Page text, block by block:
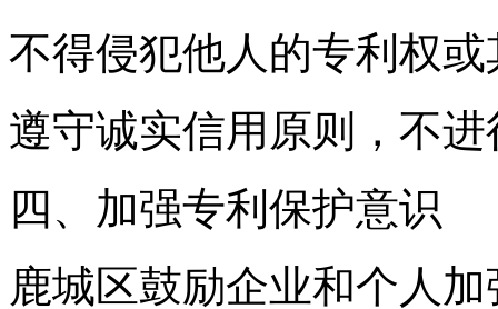
不得侵犯他人的专利权
遵守诚实信用原则，不
四、加强专利保护意识
鹿城区鼓励企业和个人